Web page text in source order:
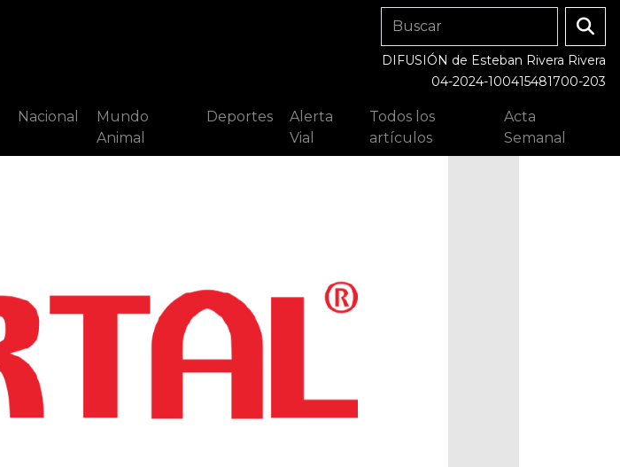
DIFUSIÓN de Esteban Rivera Rivera
04-2024-100415481700-203
Nacional
Mundo
Animal
Deportes
Alerta
Vial
Todos los
artículos
Acta
Semanal